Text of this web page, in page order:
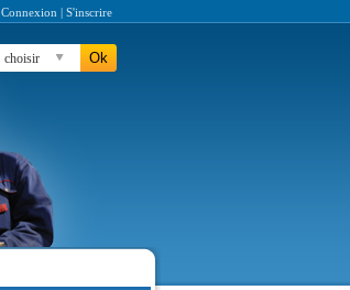
Connexion | S'inscrire
choisir Ok